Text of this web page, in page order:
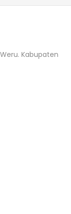
Kabupaten